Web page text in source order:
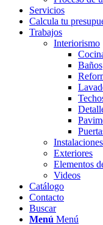
Servicios
Calcula tu
Trabajos
Interiorismo
Baños
Instalaciones
Exteriores
Elementos
Videos
Catálogo
Contacto
Buscar
Menú Menú